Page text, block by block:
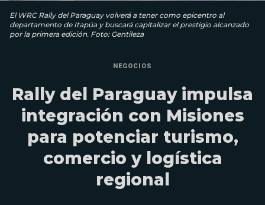
El WRC Rally del Paraguay volverá a tener como epicentro al
departamento de Itapúa y buscará capitalizar el prestigio alcanzado
por la primera edición. Foto: Gentileza
NEGOCIOS
Rally del Paraguay impulsa
integración con Misiones
para potenciar turismo,
comercio y logística
regional